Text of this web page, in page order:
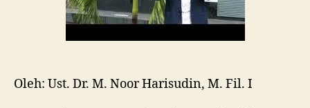
Oleh: Ust. Dr. M. Noor Harisudin, M. Fil. I